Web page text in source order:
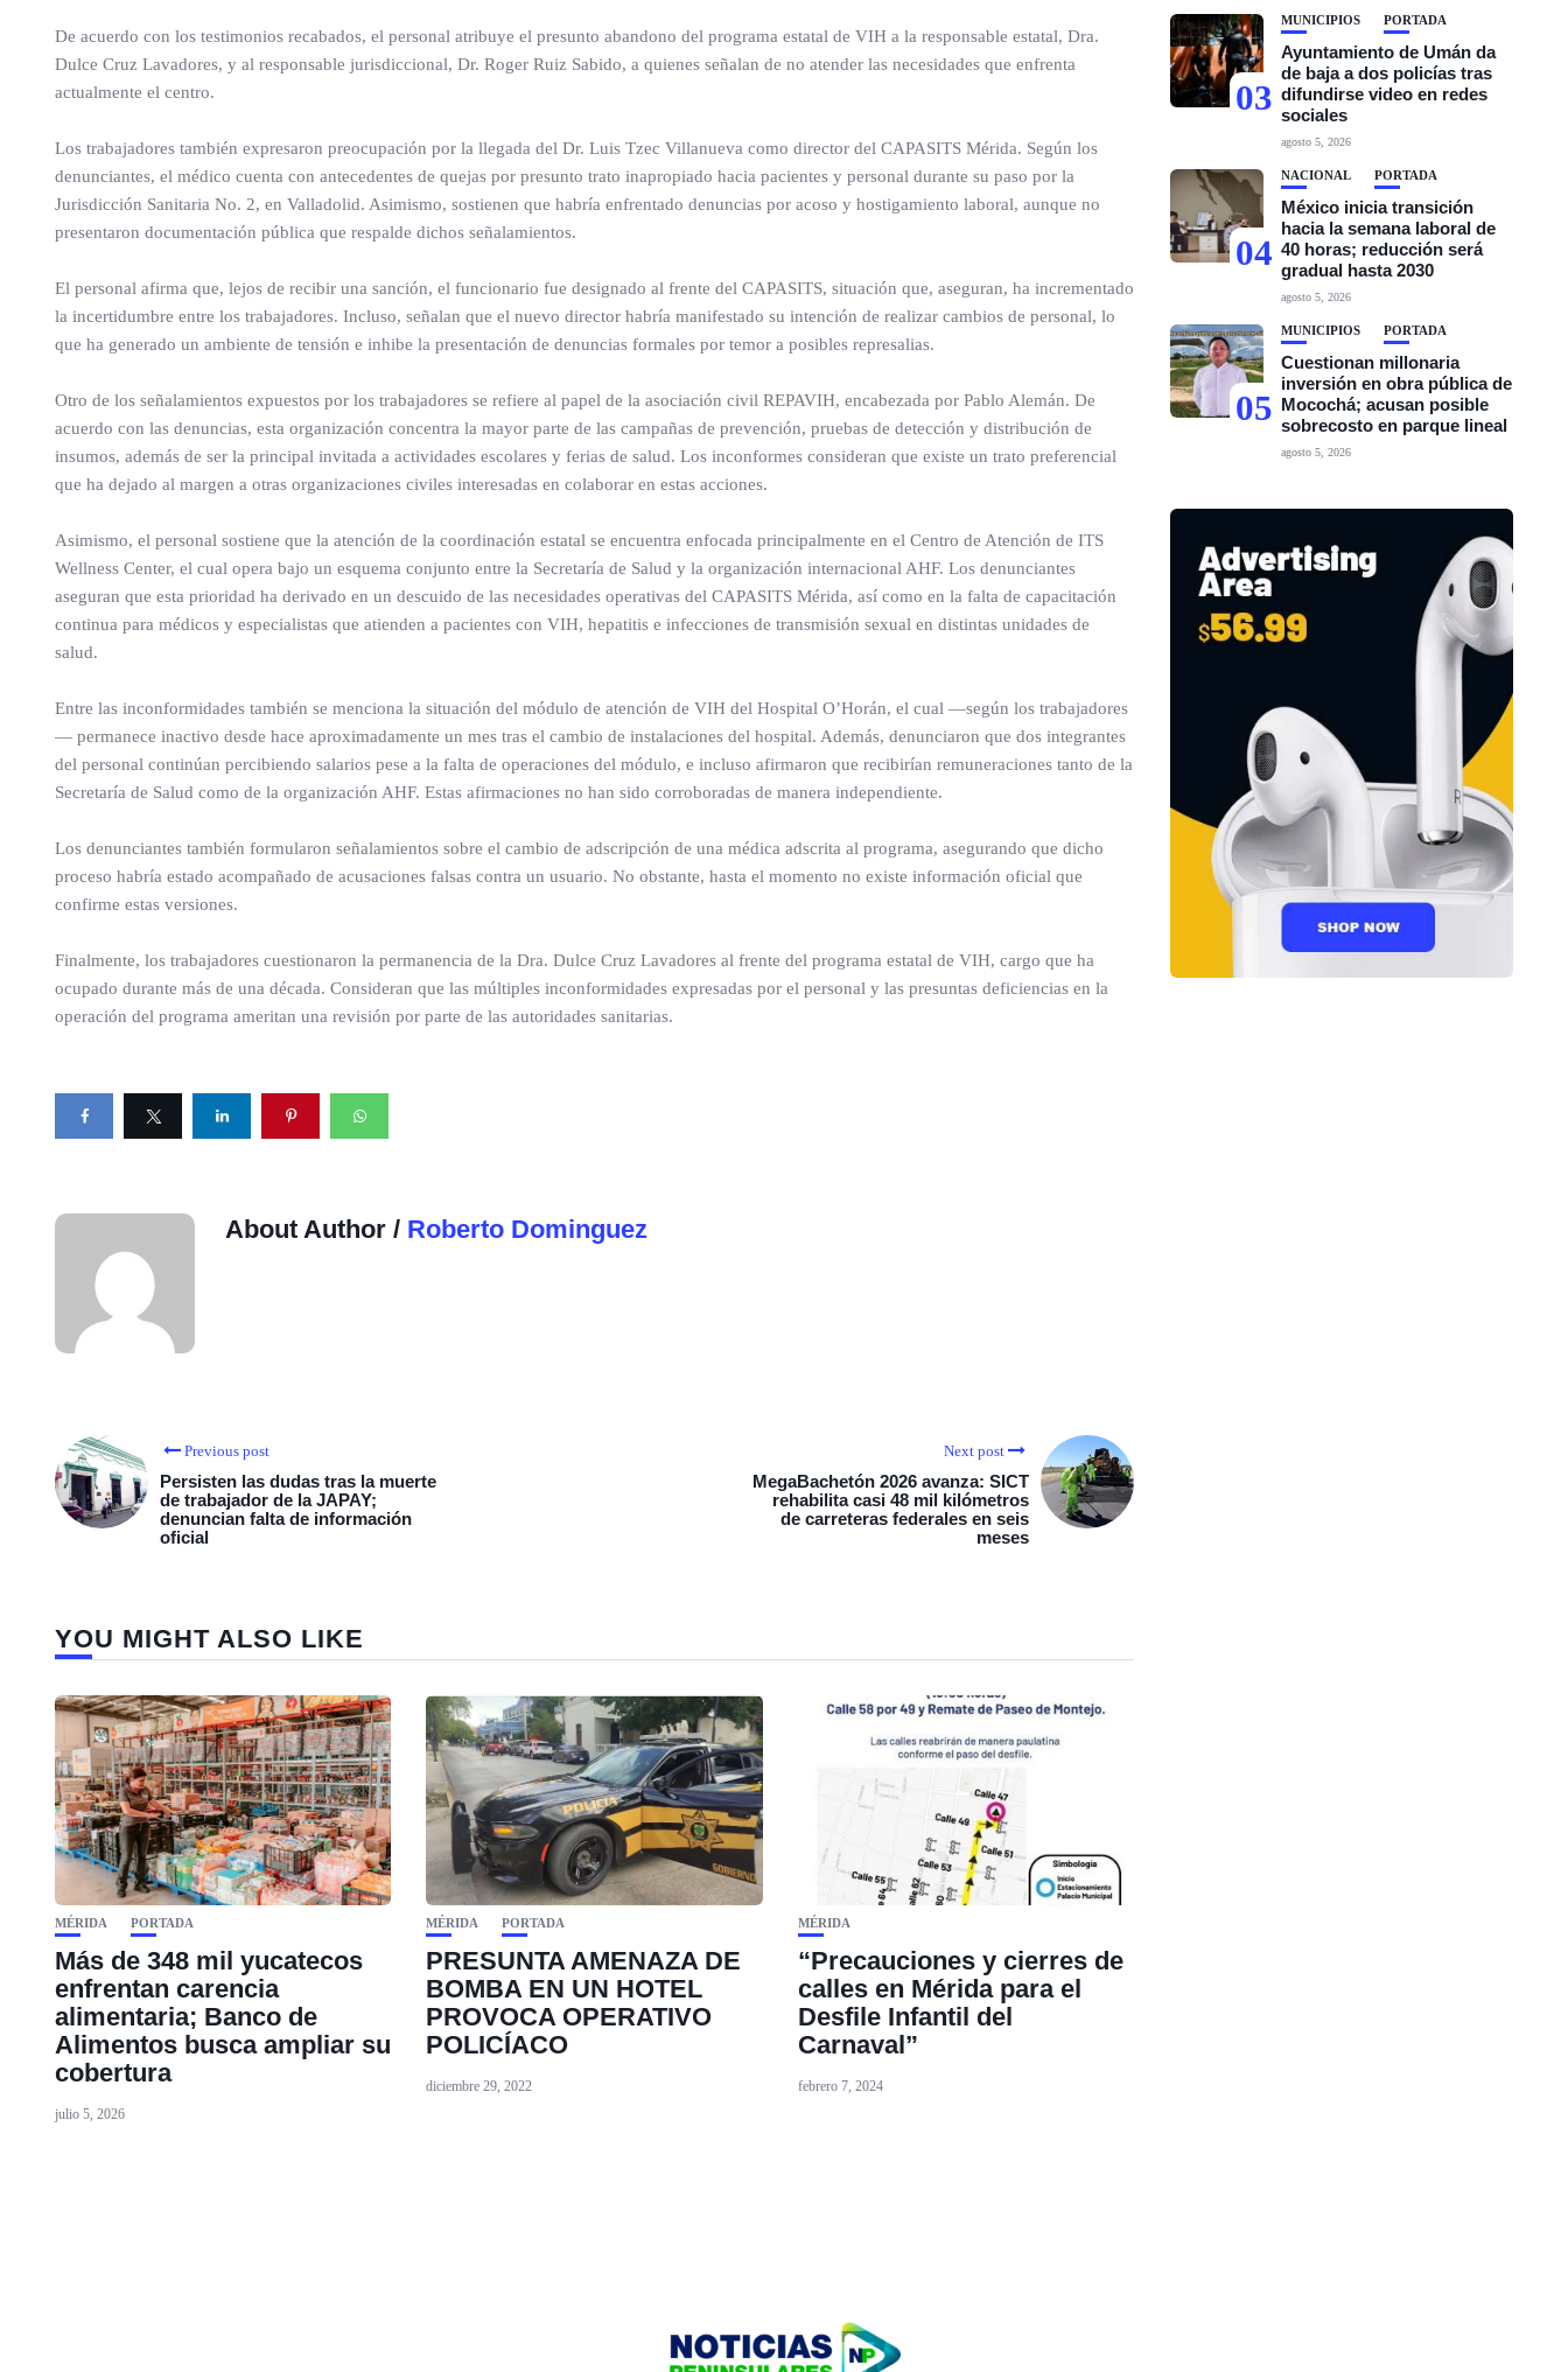
De acuerdo con los testimonios recabados, el personal atribuye el presunto abandono del programa estatal de VIH a la responsable estatal, Dra.
Dulce Cruz Lavadores, y al responsable jurisdiccional, Dr. Roger Ruiz Sabido, a quienes señalan de no atender las necesidades que enfrenta
actualmente el centro.
Los trabajadores también expresaron preocupación por la llegada del Dr. Luis Tzec Villanueva como director del CAPASITS Mérida. Según los
denunciantes, el médico cuenta con antecedentes de quejas por presunto trato inapropiado hacia pacientes y personal durante su paso por la
Jurisdicción Sanitaria No. 2, en Valladolid. Asimismo, sostienen que habría enfrentado denuncias por acoso y hostigamiento laboral, aunque no
presentaron documentación pública que respalde dichos señalamientos.
El personal afirma que, lejos de recibir una sanción, el funcionario fue designado al frente del CAPASITS, situación que, aseguran, ha incrementado
la incertidumbre entre los trabajadores. Incluso, señalan que el nuevo director habría manifestado su intención de realizar cambios de personal, lo
que ha generado un ambiente de tensión e inhibe la presentación de denuncias formales por temor a posibles represalias.
Otro de los señalamientos expuestos por los trabajadores se refiere al papel de la asociación civil REPAVIH, encabezada por Pablo Alemán. De
acuerdo con las denuncias, esta organización concentra la mayor parte de las campañas de prevención, pruebas de detección y distribución de
insumos, además de ser la principal invitada a actividades escolares y ferias de salud. Los inconformes consideran que existe un trato preferencial
que ha dejado al margen a otras organizaciones civiles interesadas en colaborar en estas acciones.
Asimismo, el personal sostiene que la atención de la coordinación estatal se encuentra enfocada principalmente en el Centro de Atención de ITS
Wellness Center, el cual opera bajo un esquema conjunto entre la Secretaría de Salud y la organización internacional AHF. Los denunciantes
aseguran que esta prioridad ha derivado en un descuido de las necesidades operativas del CAPASITS Mérida, así como en la falta de capacitación
continua para médicos y especialistas que atienden a pacientes con VIH, hepatitis e infecciones de transmisión sexual en distintas unidades de
salud.
Entre las inconformidades también se menciona la situación del módulo de atención de VIH del Hospital O’Horán, el cual —según los trabajadores
— permanece inactivo desde hace aproximadamente un mes tras el cambio de instalaciones del hospital. Además, denunciaron que dos integrantes
del personal continúan percibiendo salarios pese a la falta de operaciones del módulo, e incluso afirmaron que recibirían remuneraciones tanto de la
Secretaría de Salud como de la organización AHF. Estas afirmaciones no han sido corroboradas de manera independiente.
Los denunciantes también formularon señalamientos sobre el cambio de adscripción de una médica adscrita al programa, asegurando que dicho
proceso habría estado acompañado de acusaciones falsas contra un usuario. No obstante, hasta el momento no existe información oficial que
confirme estas versiones.
Finalmente, los trabajadores cuestionaron la permanencia de la Dra. Dulce Cruz Lavadores al frente del programa estatal de VIH, cargo que ha
ocupado durante más de una década. Consideran que las múltiples inconformidades expresadas por el personal y las presuntas deficiencias en la
operación del programa ameritan una revisión por parte de las autoridades sanitarias.
About Author / Roberto Dominguez
Previous post
Persisten las dudas tras la muerte
de trabajador de la JAPAY;
denuncian falta de información
oficial
Next post
MegaBachetón 2026 avanza: SICT
rehabilita casi 48 mil kilómetros
de carreteras federales en seis
meses
YOU MIGHT ALSO LIKE
MÉRIDA PORTADA
Más de 348 mil yucatecos
enfrentan carencia
alimentaria; Banco de
Alimentos busca ampliar su
cobertura
julio 5, 2026
MÉRIDA PORTADA
PRESUNTA AMENAZA DE
BOMBA EN UN HOTEL
PROVOCA OPERATIVO
POLICÍACO
diciembre 29, 2022
MÉRIDA
“Precauciones y cierres de
calles en Mérida para el
Desfile Infantil del
Carnaval”
febrero 7, 2024
03
MUNICIPIOS PORTADA
Ayuntamiento de Umán da
de baja a dos policías tras
difundirse video en redes
sociales
agosto 5, 2026
04
NACIONAL PORTADA
México inicia transición
hacia la semana laboral de
40 horas; reducción será
gradual hasta 2030
agosto 5, 2026
05
MUNICIPIOS PORTADA
Cuestionan millonaria
inversión en obra pública de
Mocochá; acusan posible
sobrecosto en parque lineal
agosto 5, 2026